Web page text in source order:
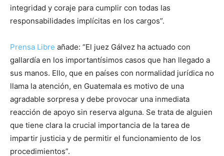
integridad y coraje para cumplir con todas las
responsabilidades implícitas en los cargos”.
Prensa Libre añade: “El juez Gálvez ha actuado con
gallardía en los importantísimos casos que han llegado a
sus manos. Ello, que en países con normalidad jurídica no
llama la atención, en Guatemala es motivo de una
agradable sorpresa y debe provocar una inmediata
reacción de apoyo sin reserva alguna. Se trata de alguien
que tiene clara la crucial importancia de la tarea de
impartir justicia y de permitir el funcionamiento de los
procedimientos”.